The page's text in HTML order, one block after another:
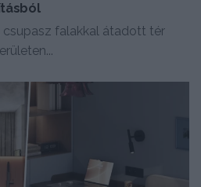
csupasz falakkal átadott tér